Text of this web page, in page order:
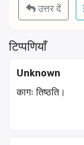
उत्तर दें
टिप्पणियाँ
Unknown
कागः तिष्ठति।